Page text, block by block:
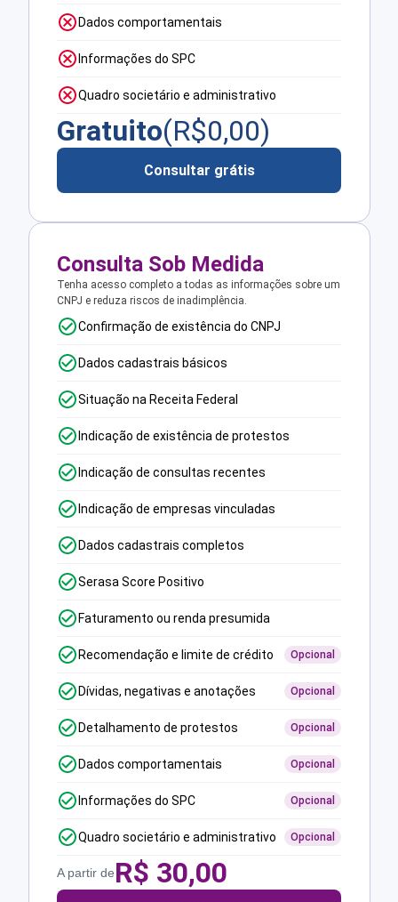
Dados comportamentais
Informações do SPC
Quadro societário e administrativo
Gratuito(R$0,00)
Consultar grátis
Consulta Sob Medida
Tenha acesso completo a todas as informações sobre um
CNPJ e reduza riscos de inadimplência.
Confirmação de existência do CNPJ
Dados cadastrais básicos
Situação na Receita Federal
Indicação de existência de protestos
Indicação de consultas recentes
Indicação de empresas vinculadas
Dados cadastrais completos
Serasa Score Positivo
Faturamento ou renda presumida
Recomendação e limite de crédito Opcional
Dívidas, negativas e anotações Opcional
Detalhamento de protestos Opcional
Dados comportamentais Opcional
Informações do SPC Opcional
Quadro societário e administrativo Opcional
A partir deR$ 30,00